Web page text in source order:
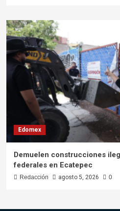
Edomex
Demuelen construcciones
federales en Ecatepec
Redacción agosto 5, 2026 0